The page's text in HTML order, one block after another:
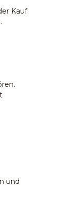
Kauf
und